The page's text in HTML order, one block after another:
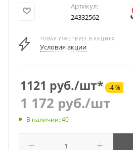
Артикул:
24332562
ТОВАР УЧАСТВУЕТ В АКЦИЯХ
Условия акции
1121 руб./шт* -4 %
1 172 руб./шт
В наличии: 40